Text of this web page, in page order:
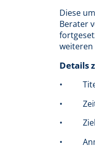
Diese
Berater
Details
• Titel:
•
•
•